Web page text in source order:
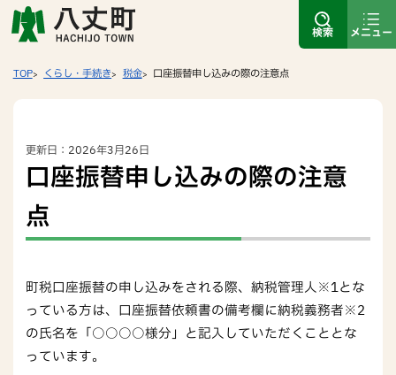
検索 メニュー
TOP くらし・手続き 税金 口座振替申し込みの際の注意点
更新日：2026年3月26日
口座振替申し込みの際の注意
点
町税口座振替の申し込みをされる際、納税管理人※1とな
っている方は、口座振替依頼書の備考欄に納税義務者※2
の氏名を「○○○○様分」と記入していただくこととな
っています。